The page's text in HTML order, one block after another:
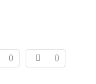
0 0